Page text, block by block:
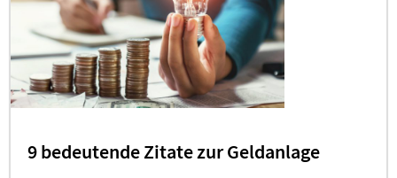
9 bedeutende Zitate zur Geldanlage